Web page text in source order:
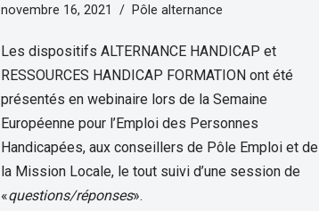
novembre 16, 2021 Pôle alternance
Les dispositifs ALTERNANCE HANDICAP et
RESSOURCES HANDICAP FORMATION ont été
présentés en webinaire lors de la Semaine
Européenne pour l’Emploi des Personnes
Handicapées, aux conseillers de Pôle Emploi et de
la Mission Locale, le tout suivi d’une session de
«questions/réponses».